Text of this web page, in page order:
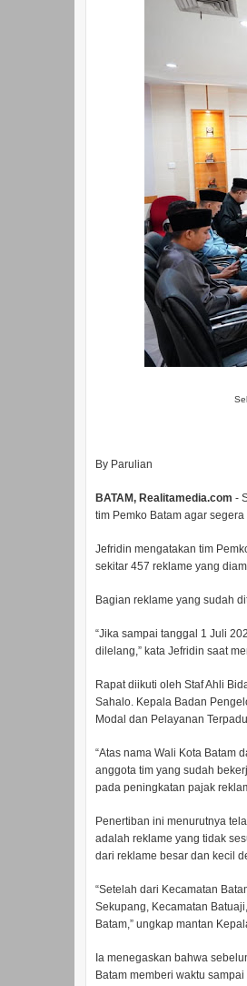
By Parulian
BATAM, Realitamedia.com -
tim Pemko Batam agar
Jefridin mengatakan tim
sekitar 457 reklame yang
Bagian reklame yang sudah
“Jika sampai tanggal 1 Juli
dilelang,” kata Jefridin saat
Rapat diikuti oleh Staf Ahli
Sahalo. Kepala Badan
Modal dan Pelayanan
“Atas nama Wali Kota Batam
anggota tim yang sudah
pada peningkatan pajak
Penertiban ini menurutnya
adalah reklame yang tidak
dari reklame besar dan kecil
“Setelah dari Kecamatan
Sekupang, Kecamatan
Batam,” ungkap mantan
Ia menegaskan bahwa
Batam memberi waktu